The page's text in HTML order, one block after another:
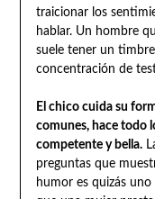
traicionar los
hablar. Un hombre
suele tener un
concentración de
El chico cuida su
comunes, hace todo
competente y bella.
preguntas que
humor es quizás